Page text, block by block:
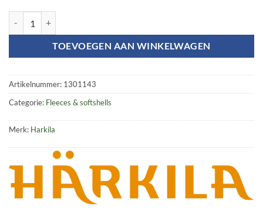
TOEVOEGEN AAN WINKELWAGEN
Artikelnummer: 1301143
Categorie: Fleeces & softshells
Merk: Harkila